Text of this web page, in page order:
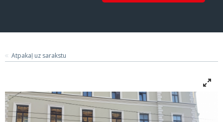
Atpakaļ uz sarakstu